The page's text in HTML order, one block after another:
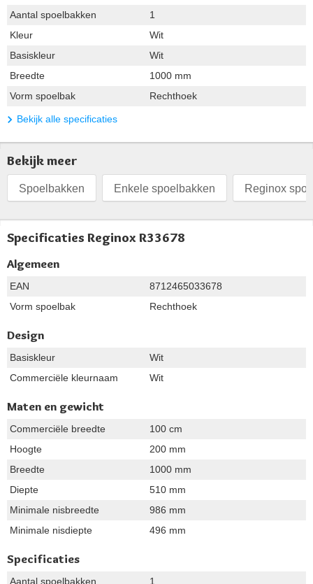
Aantal spoelbakken
1
Kleur
Wit
Basiskleur
Wit
Breedte
1000 mm
Vorm spoelbak
Rechthoek
Bekijk alle specificaties
Bekijk meer
Spoelbakken Enkele spoelbakken Reginox
Specificaties Reginox R33678
Algemeen
EAN
8712465033678
Vorm spoelbak
Rechthoek
Design
Basiskleur
Wit
Commerciële kleurnaam
Wit
Maten en gewicht
Commerciële breedte
100 cm
Hoogte
200 mm
Breedte
1000 mm
Diepte
510 mm
Minimale nisbreedte
986 mm
Minimale nisdiepte
496 mm
Specificaties
Aantal spoelbakken 1